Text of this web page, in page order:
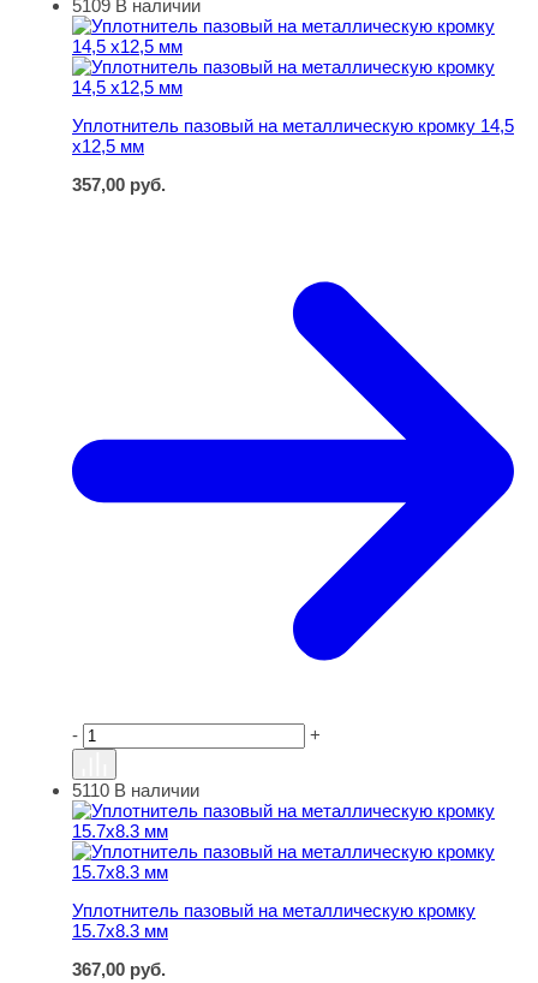
Уплотнитель пазовый на металлическую кромку 14,5
5109 В наличии
Уплотнитель пазовый на металлическую кромку 14,5
х12,5 мм
357,00 руб.
- +
Уплотнитель пазовый на металлическую кромку
5110 В наличии
Уплотнитель пазовый на металлическую кромку
15.7х8.3 мм
367,00 руб.